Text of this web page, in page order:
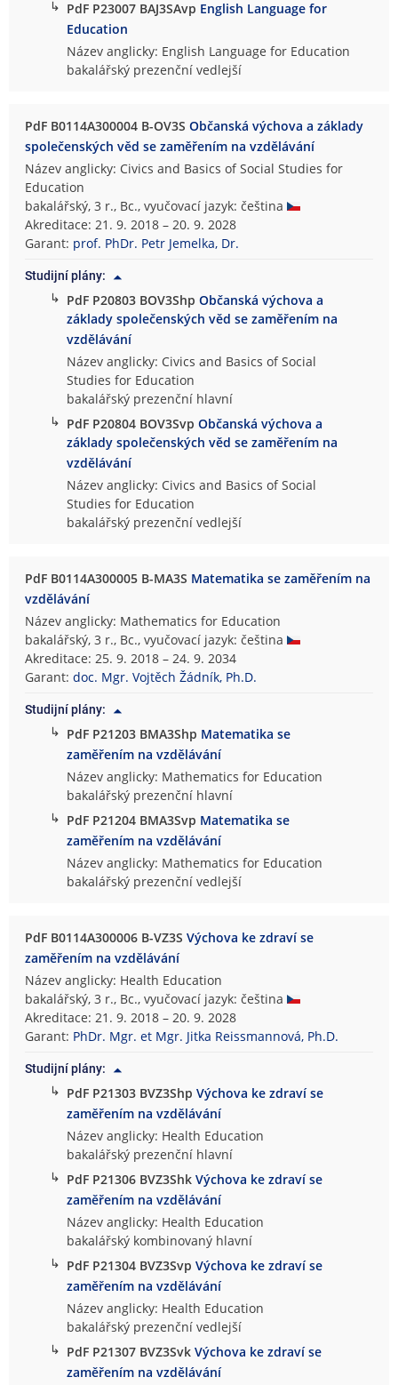
↳ PdF P23007 BAJ3SAvp English Language for
Education
Název anglicky: English Language for Education
bakalářský prezenční vedlejší
PdF B0114A300004 B-OV3SObčanská výchova a základy
společenských věd se zaměřením na vzdělávání
Název anglicky: Civics and Basics of Social Studies for
Education
bakalářský, 3 r., Bc., vyučovací jazyk: čeština
Akreditace: 21. 9. 2018 – 20. 9. 2028
Garant: prof. PhDr. Petr Jemelka, Dr.
Studijní plány:
↳ PdF P20803 BOV3ShpObčanská výchova a
základy společenských věd se zaměřením na
vzdělávání
Název anglicky: Civics and Basics of Social
Studies for Education
bakalářský prezenční hlavní
↳ PdF P20804 BOV3SvpObčanská výchova a
základy společenských věd se zaměřením na
vzdělávání
Název anglicky: Civics and Basics of Social
Studies for Education
bakalářský prezenční vedlejší
PdF B0114A300005 B-MA3S Matematika se zaměřením na
vzdělávání
Název anglicky: Mathematics for Education
bakalářský, 3 r., Bc., vyučovací jazyk: čeština
Akreditace: 25. 9. 2018 – 24. 9. 2034
Garant:doc. Mgr. Vojtěch Žádník, Ph.D.
Studijní plány:
↳ PdF P21203 BMA3Shp Matematika se
zaměřením na vzdělávání
Název anglicky: Mathematics for Education
bakalářský prezenční hlavní
↳ PdF P21204 BMA3Svp Matematika se
zaměřením na vzdělávání
Název anglicky: Mathematics for Education
bakalářský prezenční vedlejší
PdF B0114A300006 B-VZ3SVýchova ke zdraví se
zaměřením na vzdělávání
Název anglicky: Health Education
bakalářský, 3 r., Bc., vyučovací jazyk: čeština
Akreditace: 21. 9. 2018 – 20. 9. 2028
Garant: PhDr. Mgr. et Mgr. Jitka Reissmannová, Ph.D.
Studijní plány:
↳ PdF P21303 BVZ3ShpVýchova ke zdraví se
zaměřením na vzdělávání
Název anglicky: Health Education
bakalářský prezenční hlavní
↳ PdF P21306 BVZ3ShkVýchova ke zdraví se
zaměřením na vzdělávání
Název anglicky: Health Education
bakalářský kombinovaný hlavní
↳ PdF P21304 BVZ3SvpVýchova ke zdraví se
zaměřením na vzdělávání
Název anglicky: Health Education
bakalářský prezenční vedlejší
↳ PdF P21307 BVZ3SvkVýchova ke zdraví se
zaměřením na vzdělávání